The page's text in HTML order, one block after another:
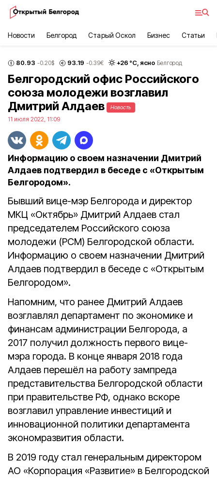
Новости Белгород Старый Оскол Бизнес Статьи
80.93 -0.20$ 93.19 -0.39€ +26 °С, ясно Белгород
Белгородский офис Российского
союза молодежи возглавил
Дмитрий Алдаев
Новость
11 июля 2022, 11:09
Информацию о своем назначении Дмитрий
Алдаев подтвердил в беседе с «Открытым
Белгородом».
Бывший вице-мэр Белгорода и директор
МКЦ «Октябрь» Дмитрий Алдаев стал
председателем Российского союза
молодежи (РСМ) Белгородской области.
Информацию о своем назначении Дмитрий
Алдаев подтвердил в беседе с «Открытым
Белгородом».
Напомним, что ранее Дмитрий Алдаев
возглавлял департамент по экономике и
финансам администрации Белгорода, а
2017 получил должность первого вице-
мэра города. В конце января 2018 года
Алдаев перешёл на работу зампреда
представительства Белгородской области
при правительстве РФ, однако вскоре
возглавил управление инвестиций и
инновационной политики департамента
экономразвития области.
В 2019 году стал генеральным директором
АО «Корпорация «Развитие» в Белгородской